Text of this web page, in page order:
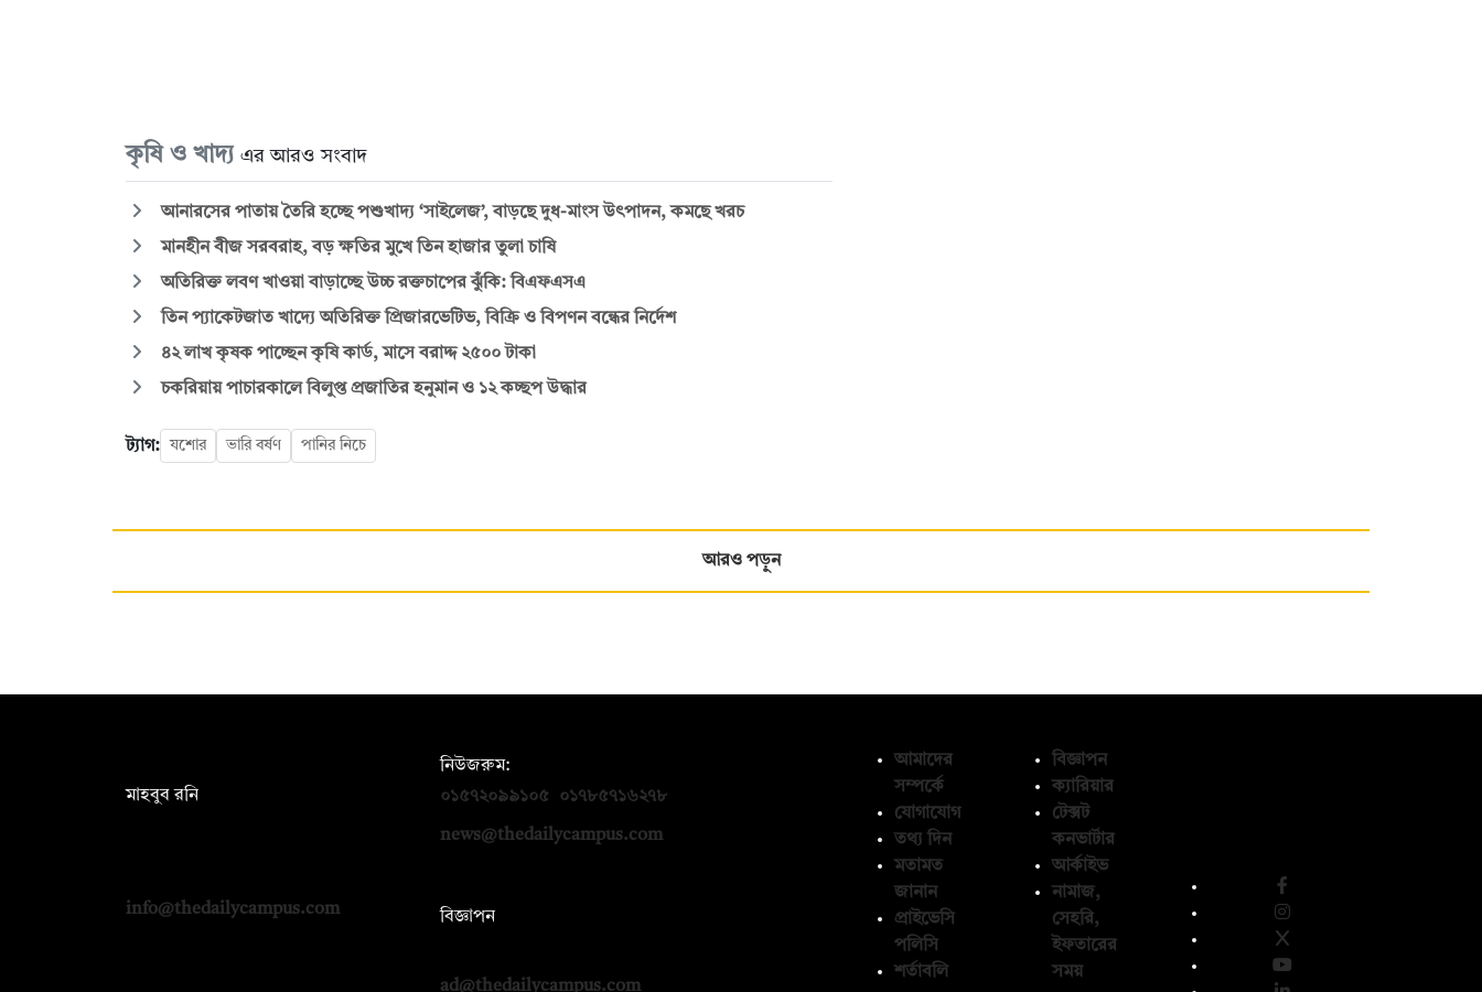
কৃষি ও খাদ্য এর আরও সংবাদ
আনারসের পাতায় তৈরি হচ্ছে পশুখাদ্য ‘সাইলেজ’, বাড়ছে দুধ-মাংস উৎপাদন, কমছে খরচ
মানহীন বীজ সরবরাহ, বড় ক্ষতির মুখে তিন হাজার তুলা চাষি
অতিরিক্ত লবণ খাওয়া বাড়াচ্ছে উচ্চ রক্তচাপের ঝুঁকি: বিএফএসএ
তিন প্যাকেটজাত খাদ্যে অতিরিক্ত প্রিজারভেটিভ, বিক্রি ও বিপণন বন্ধের নির্দেশ
৪২ লাখ কৃষক পাচ্ছেন কৃষি কার্ড, মাসে বরাদ্দ ২৫০০ টাকা
চকরিয়ায় পাচারকালে বিলুপ্ত প্রজাতির হনুমান ও ১২ কচ্ছপ উদ্ধার
ট্যাগ: যশোর ভারি বর্ষণ পানির নিচে
আরও পড়ুন
মাহবুব রনি
info@thedailycampus.com
নিউজরুম:
০১৫৭২০৯৯১০৫
০১৭৮৫৭১৬২৭৮
news@thedailycampus.com
বিজ্ঞাপন
ad@thedailycampus.com
আমাদের
সম্পর্কে
যোগাযোগ
তথ্য দিন
মতামত
জানান
প্রাইভেসি
পলিসি
শর্তাবলি
বিজ্ঞাপন
ক্যারিয়ার
টেক্সট
কনভার্টার
আর্কাইভ
নামাজ,
সেহরি,
ইফতারের
সময়